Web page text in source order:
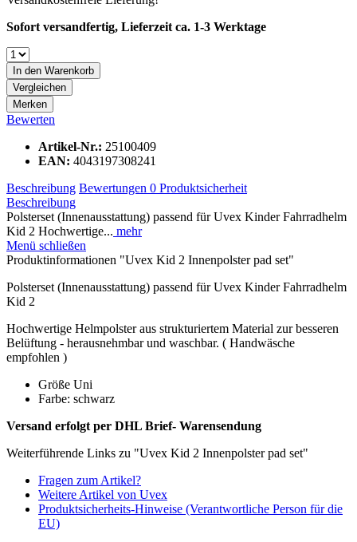
Sofort versandfertig, Lieferzeit ca. 1-3 Werktage
In den Warenkorb
Vergleichen
Merken
Bewerten
Artikel-Nr.: 25100409
EAN: 4043197308241
Beschreibung Bewertungen 0 Produktsicherheit
Beschreibung
Polsterset (Innenausstattung) passend für Uvex Kinder Fahrradhelm
Kid 2 Hochwertige... mehr
Menü schließen
Produktinformationen "Uvex Kid 2 Innenpolster pad set"
Polsterset (Innenausstattung) passend für Uvex Kinder Fahrradhelm
Kid 2
Hochwertige Helmpolster aus strukturiertem Material zur besseren
Belüftung - herausnehmbar und waschbar. ( Handwäsche
empfohlen )
Größe Uni
Farbe: schwarz
Versand erfolgt per DHL Brief- Warensendung
Weiterführende Links zu "Uvex Kid 2 Innenpolster pad set"
Fragen zum Artikel?
Weitere Artikel von Uvex
Produktsicherheits-Hinweise (Verantwortliche Person für die
EU)